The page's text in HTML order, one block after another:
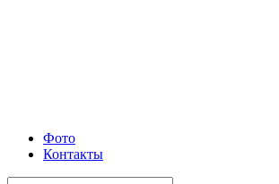
Фото
Контакты